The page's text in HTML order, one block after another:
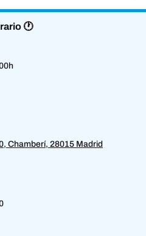
🕐
Chamberí, 28015 Madrid